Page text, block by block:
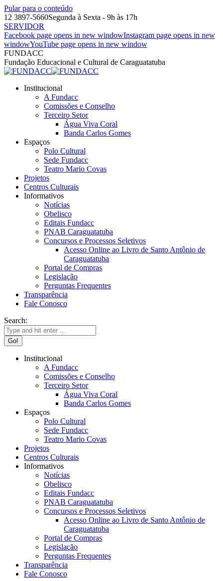
Pular para o conteúdo
12 3897-5660Segunda à Sexta - 9h às 17h
SERVIDOR
Facebook page opens in new windowInstagram page opens in new
windowYouTube page opens in new window
FUNDACC
Fundação Educacional e Cultural de Caraguatatuba
Institucional
A Fundacc
Comissões e Conselho
Terceiro Setor
Água Viva Coral
Banda Carlos Gomes
Espaços
Polo Cultural
Sede Fundacc
Teatro Mario Covas
Projetos
Centros Culturais
Informativos
Notícias
Obelisco
Editais Fundacc
PNAB Caraguatatuba
Concursos e Processos Seletivos
Acesso Online ao Livro de Santo Antônio de
Caraguatatuba
Portal de Compras
Legislação
Perguntas Frequentes
Transparência
Fale Conosco
Search:
Institucional
A Fundacc
Comissões e Conselho
Terceiro Setor
Água Viva Coral
Banda Carlos Gomes
Espaços
Polo Cultural
Sede Fundacc
Teatro Mario Covas
Projetos
Centros Culturais
Informativos
Notícias
Obelisco
Editais Fundacc
PNAB Caraguatatuba
Concursos e Processos Seletivos
Acesso Online ao Livro de Santo Antônio de
Caraguatatuba
Portal de Compras
Legislação
Perguntas Frequentes
Transparência
Fale Conosco